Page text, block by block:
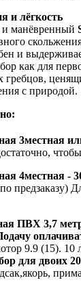
и лёгкость
манёвренный
и
как для
гребцов,
с природой.
3местная
4местная -
предзаказу)
ПВХ 3,7
9.9 (15). 10
для двоих